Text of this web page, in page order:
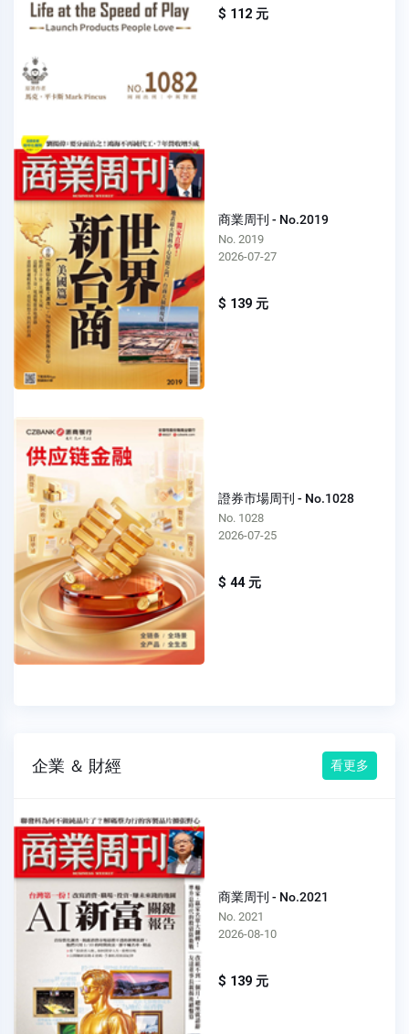
$ 112 元
商業周刊 - No.2019
No. 2019
2026-07-27
$ 139 元
證券市場周刊 - No.1028
No. 1028
2026-07-25
$ 44 元
企業 ＆ 財經 看更多
商業周刊 - No.2021
No. 2021
2026-08-10
$ 139 元